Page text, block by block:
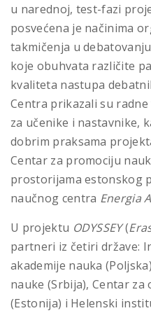
u narednoj, test-fazi
posvećena je načinima
takmičenja u
koje obuhvata različite
kvaliteta nastupa
Centra prikazali su
za učenike i nastavnike,
dobrim praksama
Centar za promociju
prostorijama estonskog
naučnog centra Energia
U projektu ODYSSEY(
partneri iz četiri države:
akademije nauka
nauke (Srbija), Centar
(Estonija) i Helenski